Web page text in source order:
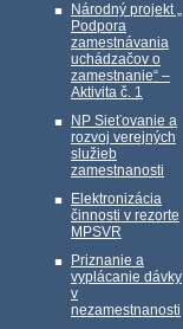
Národný projekt „
Podpora
zamestnávania
uchádzačov o
zamestnanie“ –
Aktivita č. 1
NP Sieťovanie a
rozvoj verejných
služieb
zamestnanosti
Elektronizácia
činnosti v rezorte
MPSVR
Priznanie a
vyplácanie dávky
v
nezamestnanosti